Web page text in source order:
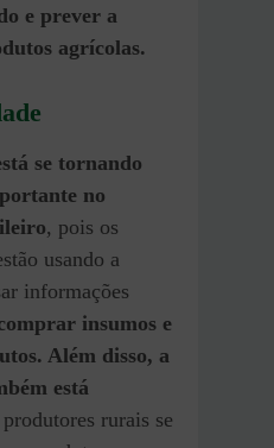
e prever a
agrícolas.
se tornando
no
, pois os
usando a
informações
insumos e
Além disso, a
está
rurais se